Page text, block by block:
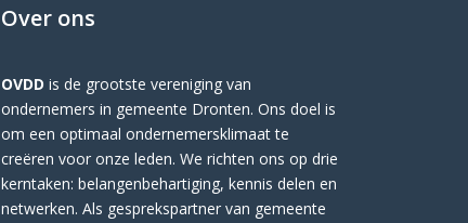
Over ons
OVDD is de grootste vereniging van
ondernemers in gemeente Dronten. Ons doel is
om een optimaal ondernemersklimaat te
creëren voor onze leden. We richten ons op drie
kerntaken: belangenbehartiging, kennis delen en
netwerken. Als gesprekspartner van gemeente